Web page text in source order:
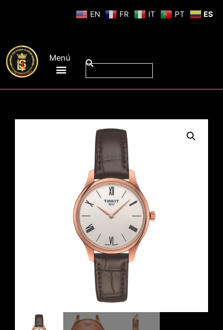
Menú
EN FR IT PT ES